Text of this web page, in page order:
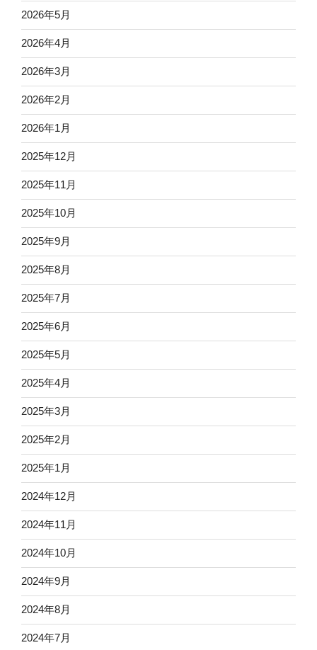
2026年5月
2026年4月
2026年3月
2026年2月
2026年1月
2025年12月
2025年11月
2025年10月
2025年9月
2025年8月
2025年7月
2025年6月
2025年5月
2025年4月
2025年3月
2025年2月
2025年1月
2024年12月
2024年11月
2024年10月
2024年9月
2024年8月
2024年7月